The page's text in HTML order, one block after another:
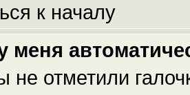
к началу
меня
не отметили